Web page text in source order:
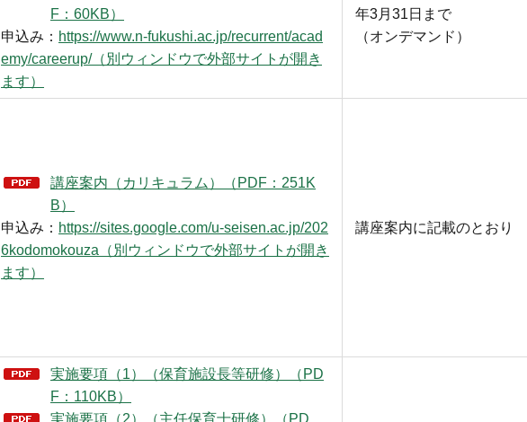
F：60KB）
申込み： https://www.n-fukushi.ac.jp/recurrent/acad
emy/careerup/（別ウィンドウで外部サイトが開き
ます）
年3月31日まで
（オンデマンド）
講座案内（カリキュラム）（PDF：251K
B）
申込み： https://sites.google.com/u-seisen.ac.jp/202
6kodomokouza（別ウィンドウで外部サイトが開き
ます）
講座案内に記載のとおり
実施要項（1）（保育施設長等研修）（PD
F：110KB）
実施要項（2）（主任保育士研修）（PD